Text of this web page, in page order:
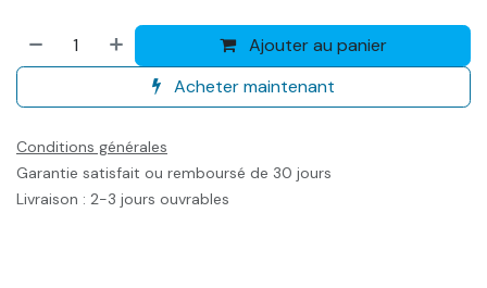
Ajouter au panier
Acheter maintenant
Conditions générales
Garantie satisfait ou remboursé de 30 jours
Livraison : 2-3 jours ouvrables